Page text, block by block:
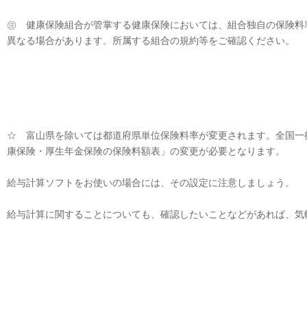
㊟ 健康保険組合が管掌する健康保険においては、組合独自の保険
異なる場合があります。所属する組合の規約等をご確認ください。
☆ 富山県を除いては都道府県単位保険料率が変更されます。全国一
康保険・厚生年金保険の保険料額表」の変更が必要となります。
給与計算ソフトをお使いの場合には、その設定に注意しましょう。
給与計算に関することについても、確認したいことなどがあれば、